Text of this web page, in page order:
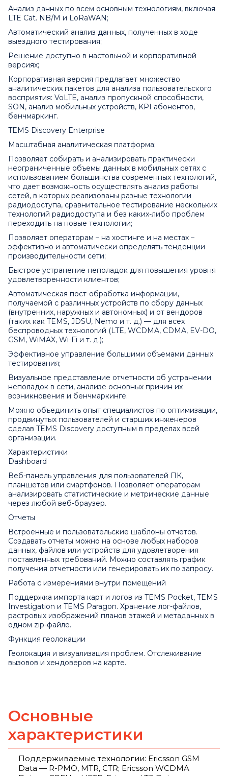
Анализ данных по всем основным технологиям, включая
LTE Cat. NB/M и LoRaWAN;
Автоматический анализ данных, полученных в ходе
выездного тестирования;
Решение доступно в настольной и корпоративной
версиях;
Корпоративная версия предлагает множество
аналитических пакетов для анализа пользовательского
восприятия: VoLTE, анализ пропускной способности,
SON, анализ мобильных устройств, KPI абонентов,
бенчмаркинг.
TEMS Discovery Enterprise
Масштабная аналитическая платформа;
Позволяет собирать и анализировать практически
неограниченные объемы данных в мобильных сетях с
использованием большинства современных технологий,
что дает возможность осуществлять анализ работы
сетей, в которых реализованы разные технологии
радиодоступа, сравнительное тестирование нескольких
технологий радиодоступа и без каких-либо проблем
переходить на новые технологии;
Позволяет операторам – на хостинге и на местах –
эффективно и автоматически определять тенденции
производительности сети;
Быстрое устранение неполадок для повышения уровня
удовлетворенности клиентов;
Автоматическая пост-обработка информации,
получаемой с различных устройств по сбору данных
(внутренних, наружных и автономных) и от вендоров
(таких как TEMS, JDSU, Nemo и т. д.) — для всех
беспроводных технологий (LTE, WCDMA, CDMA, EV-DO,
GSM, WiMAX, Wi-Fi и т. д.);
Эффективное управление большими объемами данных
тестирования;
Визуальное представление отчетности об устранении
неполадок в сети, анализе основных причин их
возникновения и бенчмаркинге.
Можно объединить опыт специалистов по оптимизации,
продвинутых пользователей и старших инженеров
сделав TEMS Discovery доступным в пределах всей
организации.
Характеристики
Dashboard
Веб-панель управления для пользователей ПК,
планшетов или смартфонов. Позволяет операторам
анализировать статистические и метрические данные
через любой веб-браузер.
Отчеты
Встроенные и пользовательские шаблоны отчетов.
Создавать отчеты можно на основе любых наборов
данных, файлов или устройств для удовлетворения
поставленных требований. Можно составлять график
получения отчетности или генерировать их по запросу.
Работа с измерениями внутри помещений
Поддержка импорта карт и логов из TEMS Pocket, TEMS
Investigation и TEMS Paragon. Хранение лог-файлов,
растровых изображений планов этажей и метаданных в
одном zip-файле.
Функция геолокации
Геолокация и визуализация проблем. Отслеживание
вызовов и хендоверов на карте.
Основные
характеристики
Поддерживаемые технологии: Ericsson GSM
Data — R-PMO, MTR, CTR; Ericsson WCDMA